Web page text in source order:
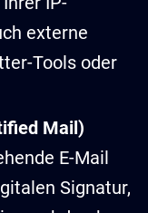
externe
Tools oder
Mail)
E-Mail
Signatur,